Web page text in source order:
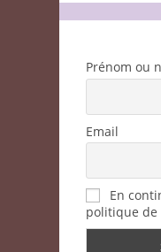
Prénom ou
Email
En
politique